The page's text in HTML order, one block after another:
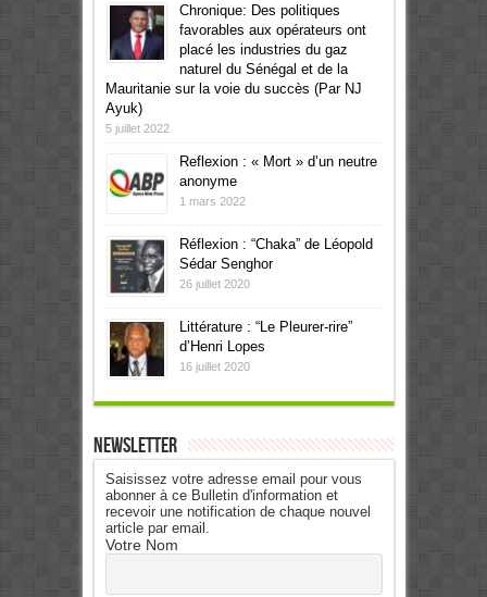
Chronique: Des politiques
favorables aux opérateurs ont
placé les industries du gaz
naturel du Sénégal et de la
Mauritanie sur la voie du succès (Par NJ
Ayuk)
5 juillet 2022
Reflexion : « Mort » d’un neutre
anonyme
1 mars 2022
Réflexion : “Chaka” de Léopold
Sédar Senghor
26 juillet 2020
Littérature : “Le Pleurer-rire”
d’Henri Lopes
16 juillet 2020
Newsletter
Saisissez votre adresse email pour vous
abonner à ce Bulletin d'information et
recevoir une notification de chaque nouvel
article par email.
Votre Nom